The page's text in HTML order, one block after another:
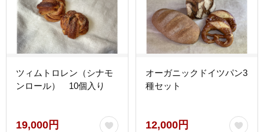
ツィムトロレン（シナモ
ンロール） 10個入り
19,000円
オーガニックドイツパン3
種セット
12,000円